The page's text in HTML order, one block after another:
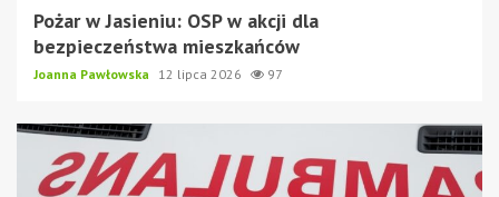
Pożar w Jasieniu: OSP w akcji dla
bezpieczeństwa mieszkańców
Joanna Pawłowska 12 lipca 2026 97